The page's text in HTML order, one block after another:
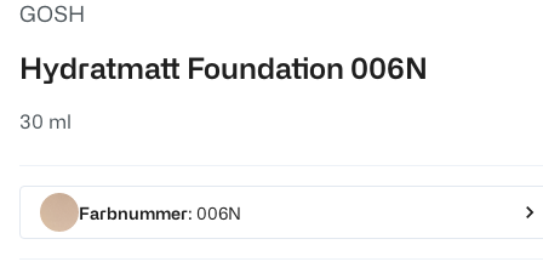
GOSH
Hydratmatt Foundation 006N
30 ml
Farbnummer: 006N